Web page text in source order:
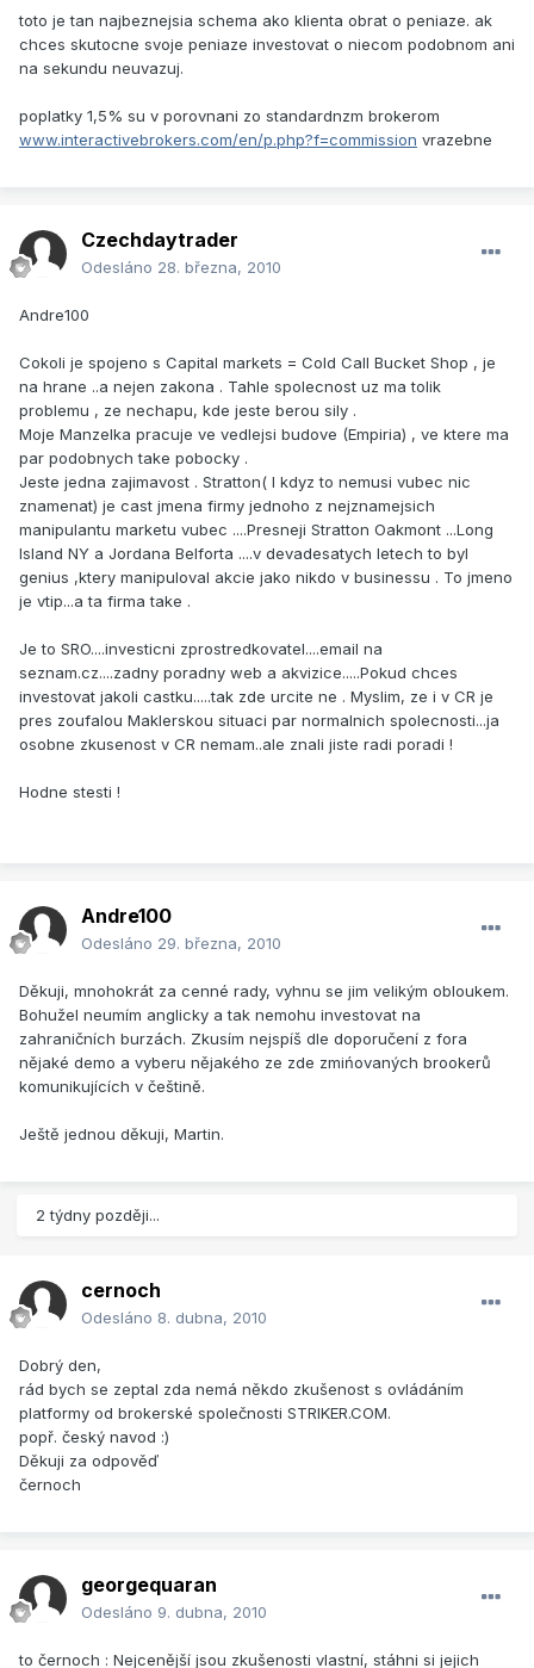
toto je tan najbeznejsia schema ako klienta obrat o peniaze. ak
chces skutocne svoje peniaze investovat o niecom podobnom ani
na sekundu neuvazuj.
poplatky 1,5% su v porovnani zo standardnzm brokerom
www.interactivebrokers.com/en/p.php?f=commission vrazebne
Czechdaytrader
Odesláno 28. března, 2010
Andre100
Cokoli je spojeno s Capital markets = Cold Call Bucket Shop , je
na hrane ..a nejen zakona . Tahle spolecnost uz ma tolik
problemu , ze nechapu, kde jeste berou sily .
Moje Manzelka pracuje ve vedlejsi budove (Empiria) , ve ktere ma
par podobnych take pobocky .
Jeste jedna zajimavost . Stratton( I kdyz to nemusi vubec nic
znamenat) je cast jmena firmy jednoho z nejznamejsich
manipulantu marketu vubec ....Presneji Stratton Oakmont ...Long
Island NY a Jordana Belforta ....v devadesatych letech to byl
genius ,ktery manipuloval akcie jako nikdo v businessu . To jmeno
je vtip...a ta firma take .
Je to SRO....investicni zprostredkovatel....email na
seznam.cz....zadny poradny web a akvizice.....Pokud chces
investovat jakoli castku.....tak zde urcite ne . Myslim, ze i v CR je
pres zoufalou Maklerskou situaci par normalnich spolecnosti...ja
osobne zkusenost v CR nemam..ale znali jiste radi poradi !
Hodne stesti !
Andre100
Odesláno 29. března, 2010
Děkuji, mnohokrát za cenné rady, vyhnu se jim velikým obloukem.
Bohužel neumím anglicky a tak nemohu investovat na
zahraničních burzách. Zkusím nejspíš dle doporučení z fora
nějaké demo a vyberu nějakého ze zde zmińovaných brookerů
komunikujících v češtině.
Ještě jednou děkuji, Martin.
2 týdny později...
cernoch
Odesláno 8. dubna, 2010
Dobrý den,
rád bych se zeptal zda nemá někdo zkušenost s ovládáním
platformy od brokerské společnosti STRIKER.COM.
popř. český navod :)
Děkuji za odpověď
černoch
georgequaran
Odesláno 9. dubna, 2010
to černoch : Nejcenější jsou zkušenosti vlastní, stáhni si jejich